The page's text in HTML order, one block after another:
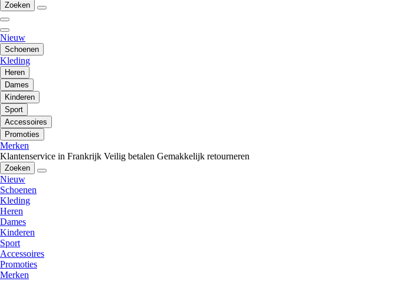
Zoeken
Nieuw
Schoenen
Kleding
Heren
Dames
Kinderen
Sport
Accessoires
Promoties
Merken
Klantenservice in Frankrijk Veilig betalen Gemakkelijk retourneren
Zoeken
Nieuw
Schoenen
Kleding
Heren
Dames
Kinderen
Sport
Accessoires
Promoties
Merken